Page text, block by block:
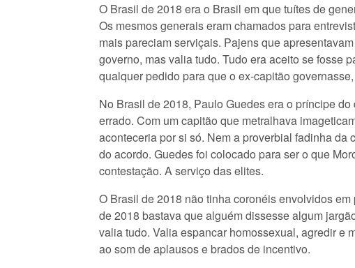
O Brasil de 2018 era o Brasil em que tuítes de
Os mesmos generais eram chamados para
mais pareciam serviçais. Pajens que
governo, mas valia tudo. Tudo era aceito se fosse
qualquer pedido para que o ex-capitão
No Brasil de 2018, Paulo Guedes era o príncipe
errado. Com um capitão que metralhava
aconteceria por si só. Nem a proverbial fadinha
do acordo. Guedes foi colocado para ser o que
contestação. A serviço das elites.
O Brasil de 2018 não tinha coronéis envolvidos
de 2018 bastava que alguém dissesse algum
valia tudo. Valia espancar homossexual, agredir e
ao som de aplausos e brados de incentivo.